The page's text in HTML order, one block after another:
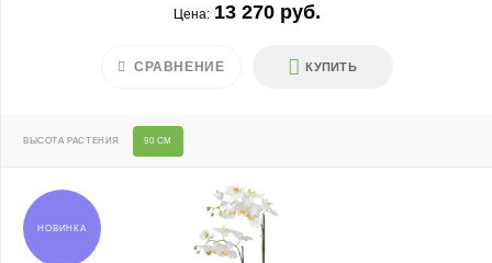
Цена: 13 270 руб.
КУПИТЬ
СРАВНЕНИЕ
ВЫСОТА РАСТЕНИЯ 90 СМ
НОВИНКА